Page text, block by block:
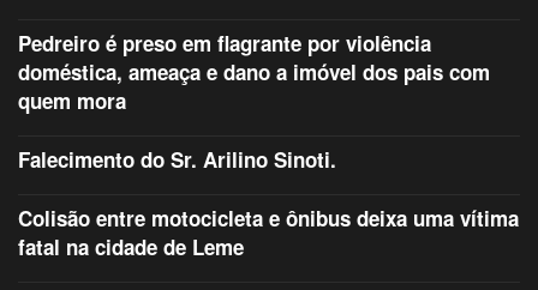
Pedreiro é preso em flagrante por violência
doméstica, ameaça e dano a imóvel dos pais com
quem mora
Falecimento do Sr. Arilino Sinoti.
Colisão entre motocicleta e ônibus deixa uma vítima
fatal na cidade de Leme